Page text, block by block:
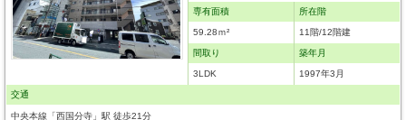
専有面積
59.28ｍ²
所在階
11階/12階建
間取り
3LDK
築年月
1997年3月
交通
中央本線「西国分寺」駅 徒歩21分